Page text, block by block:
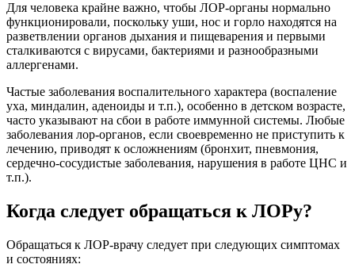
Для человека крайне важно, чтобы ЛОР-органы нормально
функционировали, поскольку уши, нос и горло находятся на
разветвлении органов дыхания и пищеварения и первыми
сталкиваются с вирусами, бактериями и разнообразными
аллергенами.
Частые заболевания воспалительного характера (воспаление
уха, миндалин, аденоиды и т.п.), особенно в детском возрасте,
часто указывают на сбои в работе иммунной системы. Любые
заболевания лор-органов, если своевременно не приступить к
лечению, приводят к осложнениям (бронхит, пневмония,
сердечно-сосудистые заболевания, нарушения в работе ЦНС и
т.п.).
Когда следует обращаться к ЛОРу?
Обращаться к ЛОР-врачу следует при следующих симптомах
и состояниях: